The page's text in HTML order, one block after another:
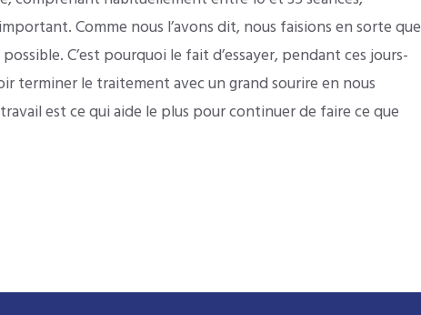
Comme nous l’avons dit, nous faisions en sorte que
C’est pourquoi le fait d’essayer, pendant ces jours-
terminer le traitement avec un grand sourire en nous
est ce qui aide le plus pour continuer de faire ce que